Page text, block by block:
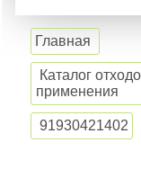
Главная
Каталог
применения
91930421402